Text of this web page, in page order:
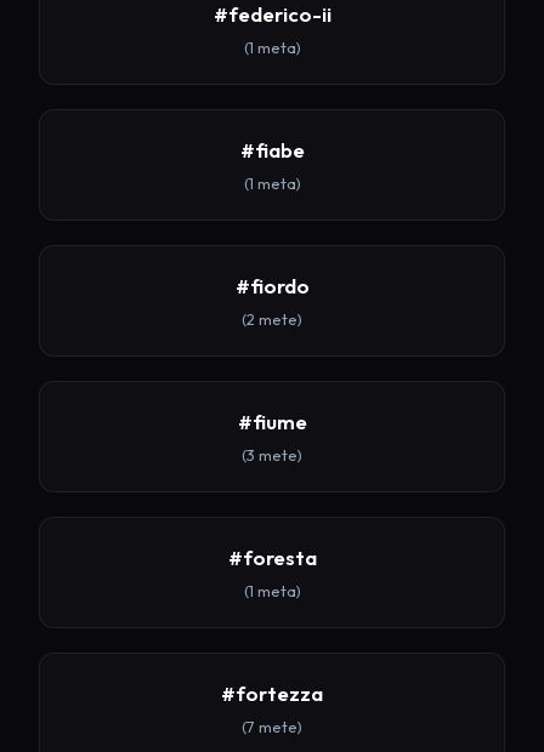
#federico-ii
(1 meta)
#fiabe
(1 meta)
#fiordo
(2 mete)
#fiume
(3 mete)
#foresta
(1 meta)
#fortezza
(7 mete)